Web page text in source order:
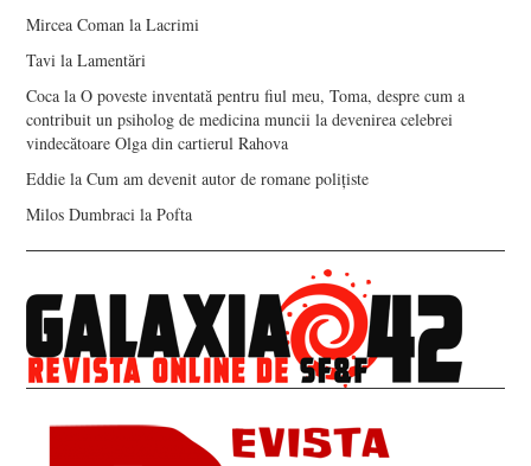
Mircea Coman laLacrimi
Tavi laLamentări
Coca laO poveste inventată pentru fiul meu, Toma, despre cum a
contribuit un psiholog de medicina muncii la devenirea celebrei
vindecătoare Olga din cartierul Rahova
Eddie laCum am devenit autor de romane polițiste
Milos Dumbraci laPofta